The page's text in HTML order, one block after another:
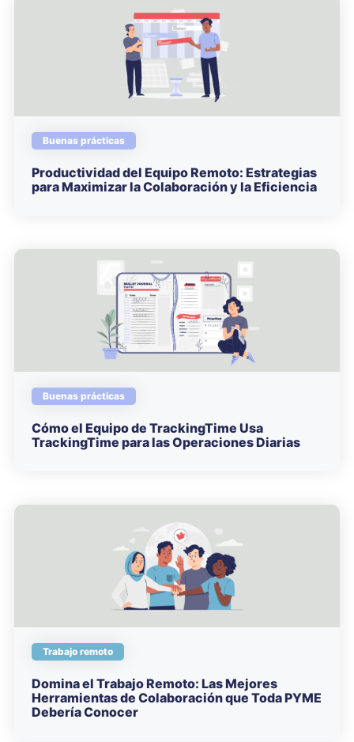
Buenas prácticas
Productividad del Equipo Remoto: Estrategias
para Maximizar la Colaboración y la Eficiencia
Buenas prácticas
Cómo el Equipo de TrackingTime Usa
TrackingTime para las Operaciones Diarias
Trabajo remoto
Domina el Trabajo Remoto: Las Mejores
Herramientas de Colaboración que Toda PYME
Debería Conocer